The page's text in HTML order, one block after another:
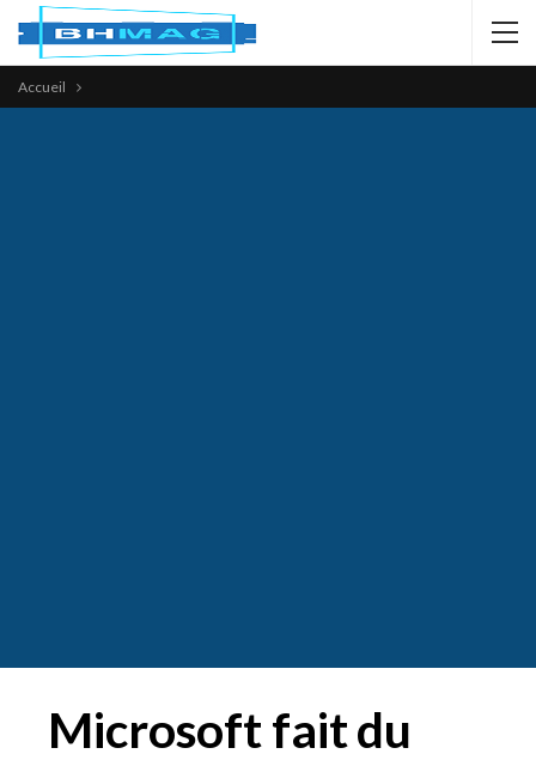
Accueil
Microsoft fait du